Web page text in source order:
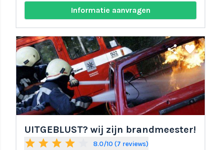
Informatie aanvragen
share favorite
UITGEBLUST? wij zijn brandmeester!
star star star star 8.0/10 (7 reviews)